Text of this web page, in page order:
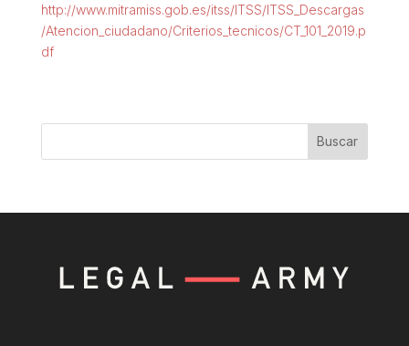
http://www.mitramiss.gob.es/itss/ITSS/ITSS_Descargas
/Atencion_ciudadano/Criterios_tecnicos/CT_101_2019.p
df
Buscar